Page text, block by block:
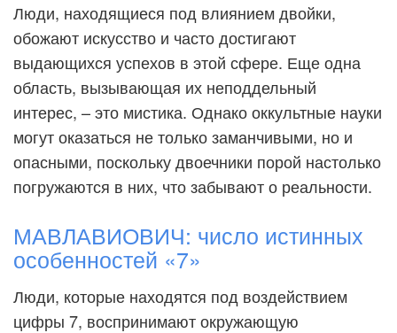
Люди, находящиеся под влиянием двойки,
обожают искусство и часто достигают
выдающихся успехов в этой сфере. Еще одна
область, вызывающая их неподдельный
интерес, – это мистика. Однако оккультные науки
могут оказаться не только заманчивыми, но и
опасными, поскольку двоечники порой настолько
погружаются в них, что забывают о реальности.
МАВЛАВИОВИЧ: число истинных
особенностей «7»
Люди, которые находятся под воздействием
цифры 7, воспринимают окружающую